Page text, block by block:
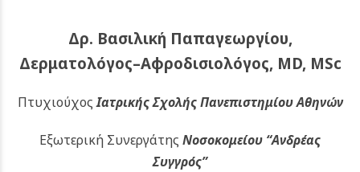
Δρ. Βασιλική Παπαγεωργίου,
Δερματολόγος–Αφροδισιολόγος, MD, MSc
ΠτυχιούχοςΙατρικής Σχολής Πανεπιστημίου Αθηνών
Εξωτερική Συνεργάτης Νοσοκομείου “Ανδρέας
Συγγρός”